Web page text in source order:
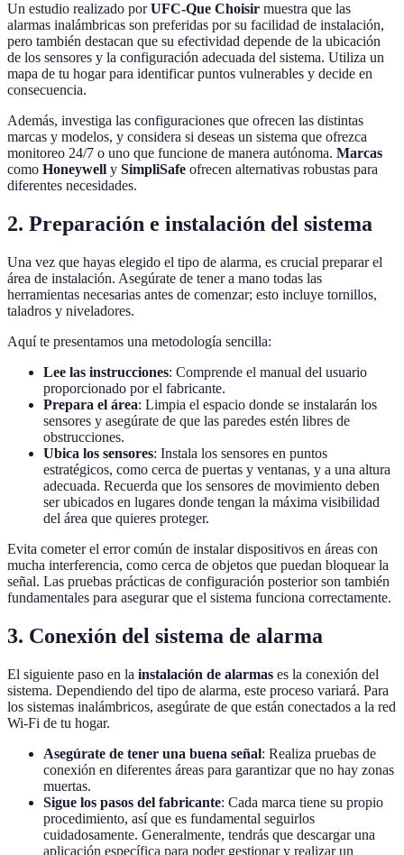
Un estudio realizado porUFC-Que Choisir muestra que las
alarmas inalámbricas son preferidas por su facilidad de instalación,
pero también destacan que su efectividad depende de la ubicación
de los sensores y la configuración adecuada del sistema. Utiliza un
mapa de tu hogar para identificar puntos vulnerables y decide en
consecuencia.
Además, investiga las configuraciones que ofrecen las distintas
marcas y modelos, y considera si deseas un sistema que ofrezca
monitoreo 24/7 o uno que funcione de manera autónoma. Marcas
como Honeywell y SimpliSafe ofrecen alternativas robustas para
diferentes necesidades.
2. Preparación e instalación del sistema
Una vez que hayas elegido el tipo de alarma, es crucial preparar el
área de instalación. Asegúrate de tener a mano todas las
herramientas necesarias antes de comenzar; esto incluye tornillos,
taladros y niveladores.
Aquí te presentamos una metodología sencilla:
Lee las instrucciones: Comprende el manual del usuario
proporcionado por el fabricante.
Prepara el área: Limpia el espacio donde se instalarán los
sensores y asegúrate de que las paredes estén libres de
obstrucciones.
Ubica los sensores: Instala los sensores en puntos
estratégicos, como cerca de puertas y ventanas, y a una altura
adecuada. Recuerda que los sensores de movimiento deben
ser ubicados en lugares donde tengan la máxima visibilidad
del área que quieres proteger.
Evita cometer el error común de instalar dispositivos en áreas con
mucha interferencia, como cerca de objetos que puedan bloquear la
señal. Las pruebas prácticas de configuración posterior son también
fundamentales para asegurar que el sistema funciona correctamente.
3. Conexión del sistema de alarma
El siguiente paso en la instalación de alarmas es la conexión del
sistema. Dependiendo del tipo de alarma, este proceso variará. Para
los sistemas inalámbricos, asegúrate de que están conectados a la red
Wi-Fi de tu hogar.
Asegúrate de tener una buena señal: Realiza pruebas de
conexión en diferentes áreas para garantizar que no hay zonas
muertas.
Sigue los pasos del fabricante: Cada marca tiene su propio
procedimiento, así que es fundamental seguirlos
cuidadosamente. Generalmente, tendrás que descargar una
aplicación específica para poder gestionar y realizar un